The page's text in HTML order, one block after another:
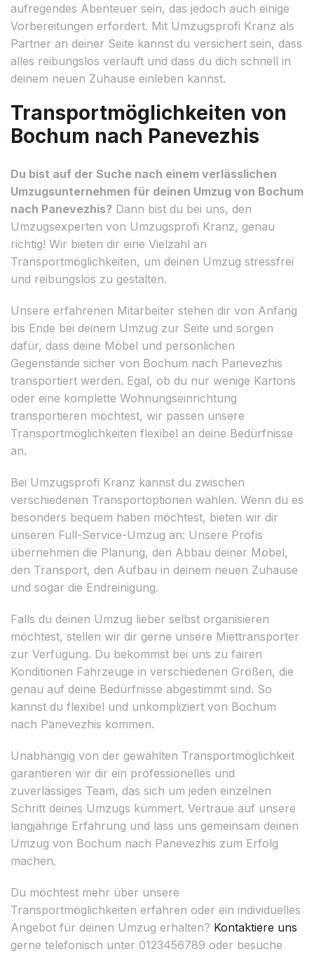
aufregendes Abenteuer sein, das jedoch auch einige
Vorbereitungen erfordert. Mit Umzugsprofi Kranz als
Partner an deiner Seite kannst du versichert sein, dass
alles reibungslos verläuft und dass du dich schnell in
deinem neuen Zuhause einleben kannst.
Transportmöglichkeiten von
Bochum nach Panevezhis
Du bist auf der Suche nach einem verlässlichen
Umzugsunternehmen für deinen Umzug von Bochum
nach Panevezhis? Dann bist du bei uns, den
Umzugsexperten von Umzugsprofi Kranz, genau
richtig! Wir bieten dir eine Vielzahl an
Transportmöglichkeiten, um deinen Umzug stressfrei
und reibungslos zu gestalten.
Unsere erfahrenen Mitarbeiter stehen dir von Anfang
bis Ende bei deinem Umzug zur Seite und sorgen
dafür, dass deine Möbel und persönlichen
Gegenstände sicher von Bochum nach Panevezhis
transportiert werden. Egal, ob du nur wenige Kartons
oder eine komplette Wohnungseinrichtung
transportieren möchtest, wir passen unsere
Transportmöglichkeiten flexibel an deine Bedürfnisse
an.
Bei Umzugsprofi Kranz kannst du zwischen
verschiedenen Transportoptionen wählen. Wenn du es
besonders bequem haben möchtest, bieten wir dir
unseren Full-Service-Umzug an: Unsere Profis
übernehmen die Planung, den Abbau deiner Möbel,
den Transport, den Aufbau in deinem neuen Zuhause
und sogar die Endreinigung.
Falls du deinen Umzug lieber selbst organisieren
möchtest, stellen wir dir gerne unsere Miettransporter
zur Verfügung. Du bekommst bei uns zu fairen
Konditionen Fahrzeuge in verschiedenen Größen, die
genau auf deine Bedürfnisse abgestimmt sind. So
kannst du flexibel und unkompliziert von Bochum
nach Panevezhis kommen.
Unabhängig von der gewählten Transportmöglichkeit
garantieren wir dir ein professionelles und
zuverlässiges Team, das sich um jeden einzelnen
Schritt deines Umzugs kümmert. Vertraue auf unsere
langjährige Erfahrung und lass uns gemeinsam deinen
Umzug von Bochum nach Panevezhis zum Erfolg
machen.
Du möchtest mehr über unsere
Transportmöglichkeiten erfahren oder ein individuelles
Angebot für deinen Umzug erhalten? Kontaktiere uns
gerne telefonisch unter 0123456789 oder besuche